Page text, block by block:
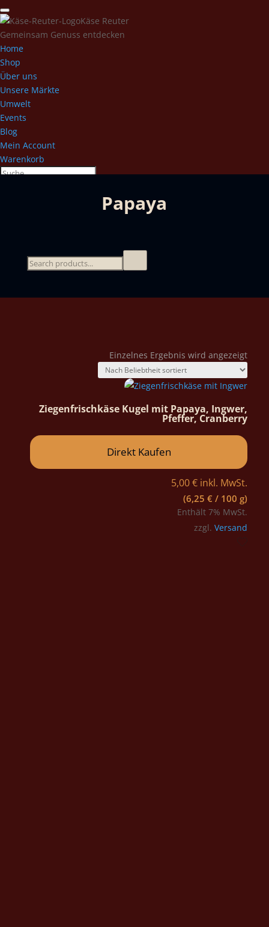
Käse Reuter
Gemeinsam Genuss entdecken
Home
Shop
Über uns
Unsere Märkte
Umwelt
Events
Blog
Mein Account
Warenkorb
Papaya
Einzelnes Ergebnis wird angezeigt
Ziegenfrischkäse Kugel mit Papaya, Ingwer,
Pfeffer, Cranberry
Direkt Kaufen
5,00€ inkl. MwSt.
(6,25 € / 100 g)
Enthält 7% MwSt.
zzgl. Versand